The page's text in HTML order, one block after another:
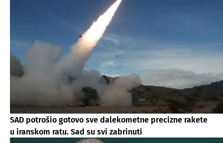
SAD potrošio gotovo sve dalekometne precizne rakete
u iranskom ratu. Sad su svi zabrinuti